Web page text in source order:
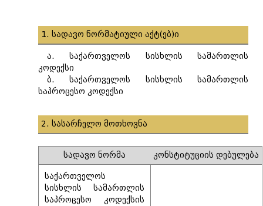
1. სადავო ნორმატიული აქტ(ებ)ი
ა. საქართველოს სისხლის სამართლის
კოდექსი
ბ. საქართველოს სისხლის სამართლის
საპროცესო კოდექსი
2. სასარჩელო მოთხოვნა
სადავო ნორმა კონსტიტუციის დებულება
საქართველოს
სისხლის სამართლის
საპროცესო კოდექსის